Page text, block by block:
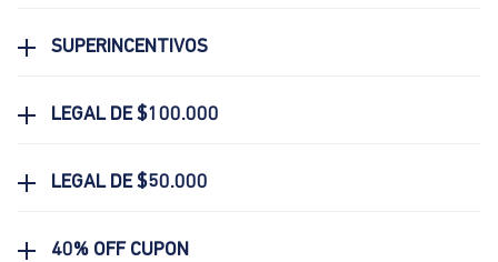
SUPERINCENTIVOS
LEGAL DE $100.000
LEGAL DE $50.000
40% OFF CUPON